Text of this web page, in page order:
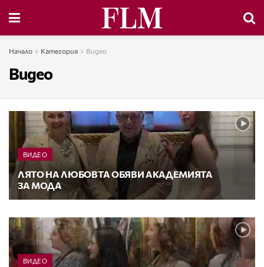
Начало Категория Видео
Видео
ВИДЕО
ЛЯТО НА ЛЮБОВТА ОБЯВИ АКАДЕМИЯТА
ЗА МОДА
ВИДЕО